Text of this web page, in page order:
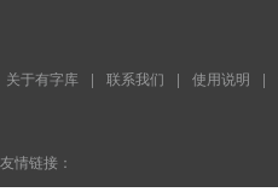
关于有字库 | 联系我们 | 使用说明 |
友情链接：